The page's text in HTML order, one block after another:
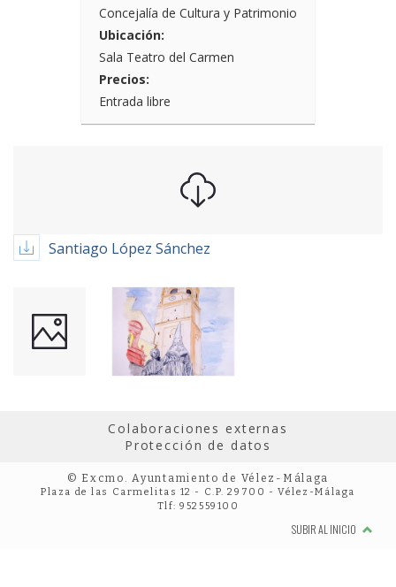
Concejalía de Cultura y Patrimonio
Ubicación:
Sala Teatro del Carmen
Precios:
Entrada libre
Santiago López Sánchez
Colaboraciones externas
Protección de datos
© Excmo. Ayuntamiento de Vélez-Málaga
Plaza de las Carmelitas 12 - C.P. 29700 - Vélez-Málaga
Tlf: 952559100
SUBIR AL INICIO